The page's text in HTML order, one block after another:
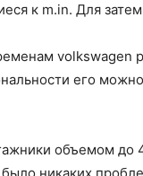
к m.in. Для
volkswagen
его
объемом до